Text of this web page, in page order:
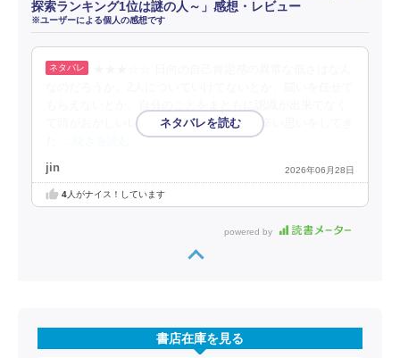
探索ランキング1位は謎の人～」感想・レビュー
※ユーザーによる個人の感想です
て頭がおかしいレベル。ずっとレベル0で辛い思いをしてき
jin 2026年06月28日
4人がナイス！しています
powered by
書店在庫を見る